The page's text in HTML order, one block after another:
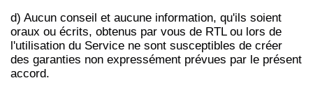
d) Aucun conseil et aucune information, qu'ils soient
oraux ou écrits, obtenus par vous de RTL ou lors de
l'utilisation du Service ne sont susceptibles de créer
des garanties non expressément prévues par le présent
accord.